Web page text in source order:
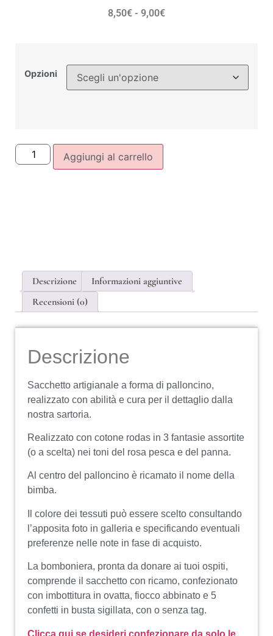
8,50€ - 9,00€
Opzioni
Aggiungi al carrello
Descrizione
Informazioni aggiuntive
Recensioni (0)
Descrizione
Sacchetto artigianale a forma di palloncino,
realizzato con abilità e cura per il dettaglio dalla
nostra sartoria.
Realizzato con cotone rodas in 3 fantasie assortite
(o a scelta) nei toni del rosa pesca e del panna.
Al centro del palloncino è ricamato il nome della
bimba.
Il colore dei tessuti può essere scelto consultando
l’apposita foto in galleria e specificando eventuali
preferenze nelle note in fase di acquisto.
La bomboniera, pronta da donare ai tuoi ospiti,
comprende il sacchetto con ricamo, confezionato
con imbottitura in ovatta, fiocco abbinato e 5
confetti in busta sigillata, con o senza tag.
Clicca qui se desideri confezionare da solo le